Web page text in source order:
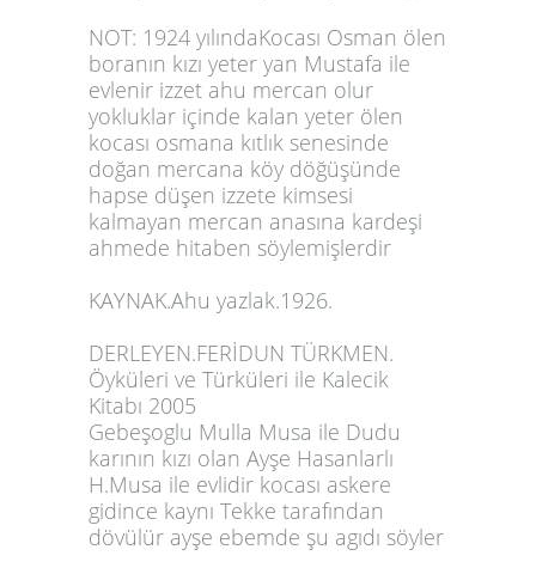
NOT: 1924 yılındaKocası Osman ölen
boranın kızı yeter yan Mustafa ile
evlenir izzet ahu mercan olur
yokluklar içinde kalan yeter ölen
kocası osmana kıtlık senesinde
doğan mercana köy döğüşünde
hapse düşen izzete kimsesi
kalmayan mercan anasına kardeşi
ahmede hitaben söylemişlerdir
KAYNAK.Ahu yazlak.1926.
DERLEYEN.FERİDUN TÜRKMEN.
Öyküleri ve Türküleri ile Kalecik
Kitabı 2005
Gebeşoglu Mulla Musa ile Dudu
karının kızı olan Ayşe Hasanlarlı
H.Musa ile evlidir kocası askere
gidince kaynı Tekke tarafından
dövülür ayşe ebemde şu agıdı söyler